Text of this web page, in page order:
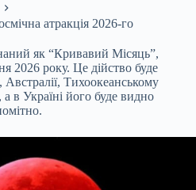
атракція 2026-го
як “Кривавий Місяць”,
2026 року. Це дійство буде
Австралії, Тихоокеанському
а в Україні його буде видно